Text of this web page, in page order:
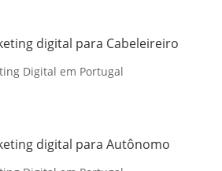
digital para Cabeleireiro
Digital em Portugal
digital para Autônomo